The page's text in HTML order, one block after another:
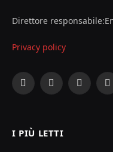
Direttore
Privacy policy
Facebook
X
I PIÙ LETTI